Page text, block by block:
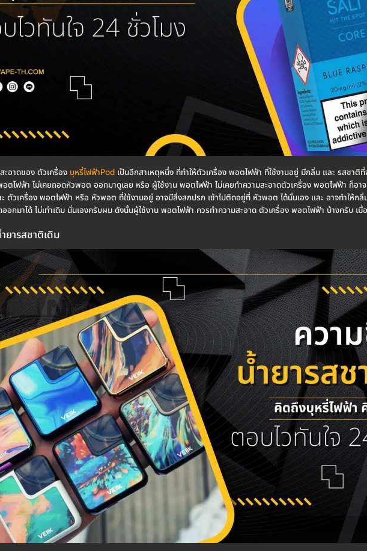
ะอาดของ ตัวเครื่อง บุหรี่ไฟฟ้าPod เป็นอีกสาเหตุหนึ่ง ที่ทำให้ตัวเครื่อง พอตไฟฟ้า ที่ใช้งานอยู่ มีกลิ่น และ รสชาติ
อตไฟฟ้า ไม่เคยถอดหัวพอต ออกมาดูเลย หรือ ผู้ใช้งาน พอตไฟฟ้า ไม่เคยทำความสะอาดตัวเครื่อง พอตไฟฟ้า ก็อา
ะ ตัวเครื่อง พอตไฟฟ้า หรือ หัวพอต ที่ใช้งานอยู่ อาจมีสิ่งสกปรก เข้าไปติดอยู่ที่ หัวพอต ได้นั่นเอง และ อาจทำให้ก
อกมาได้ ไม่เท่าเดิม นั่นเองครับผม ดังนั้นผู้ใช้งาน พอตไฟฟ้า ควรทำความสะอาด ตัวเครื่อง พอตไฟฟ้า บ้างครับ เมื่
ยารสชาติเดิม